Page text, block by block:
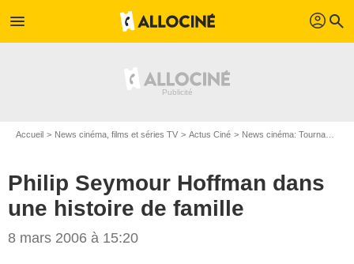
menu profil search
Accueil News cinéma, films et séries TV Actus Ciné News cinéma: Tournages
Philip Seymour Hoffman dans
une histoire de famille
8 mars 2006 à 15:20